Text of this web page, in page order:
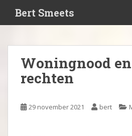
i
Bert Smeets
Woningnood
rechten
29 november 2021 bert